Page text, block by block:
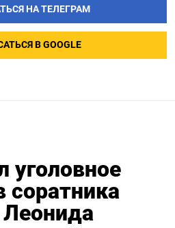
НА ТЕЛЕГРАМ
В GOOGLE
уголовное
соратника
Леонида